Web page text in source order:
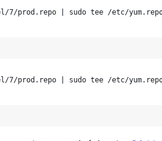
7/prod.repo | sudo tee /etc/
7/prod.repo | sudo tee /etc/